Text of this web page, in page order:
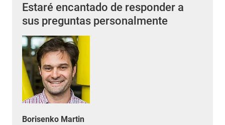
Estaré encantado de responder a
sus preguntas personalmente
Borisenko Martin